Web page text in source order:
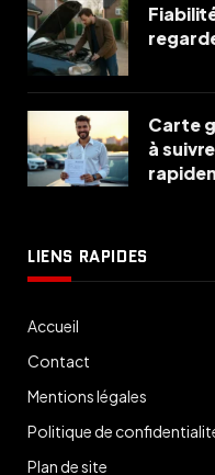
Carte
à
LIENS RAPIDES
Accueil
Contact
Mentions légales
Politique de
Plan de site